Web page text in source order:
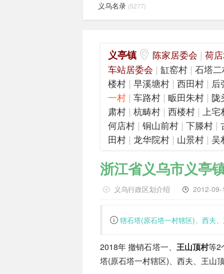
义乌名录 (5277)
义亭镇 陈家居委会 | 荷
车站居委会 | 缸窑村 | 石塔
楼村 | 早溪塘村 | 西田村 | 后
一村 | 车路村 | 畈田朱村 | 陇
肃村 | 杭畴村 | 西楼村 | 上宅
何店村 | 铜山前村 | 下滕村 |
田村 | 龙华院村 | 山景村 | 吴
浙江省义乌市义亭
义乌行政区划介绍 2012-09-
辖石塔(原石塔一村辖区)、西夫
2018年 撤销石塔一、 王山顶村等2
塔(原石塔一村辖区)、西夫、王山